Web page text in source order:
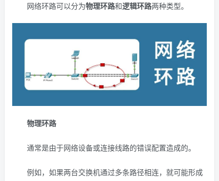
网络环路可以分为物理环路和逻辑环路两种类型。
物理环路
通常是由于网络设备或连接线路的错误配置造成的。
例如，如果两台交换机通过多条路径相连，就可能形成